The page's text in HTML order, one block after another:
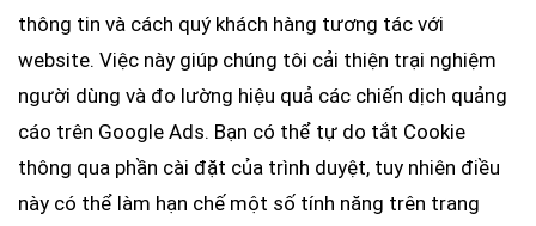
thông tin và cách quý khách hàng tương tác với
website. Việc này giúp chúng tôi cải thiện trại nghiệm
người dùng và đo lường hiệu quả các chiến dịch quảng
cáo trên Google Ads. Bạn có thể tự do tắt Cookie
thông qua phần cài đặt của trình duyệt, tuy nhiên điều
này có thể làm hạn chế một số tính năng trên trang